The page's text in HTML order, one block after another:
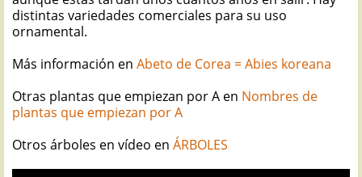
distintas variedades comerciales para su uso
ornamental.
Más información en Abeto de Corea = Abies koreana
Otras plantas que empiezan por A en Nombres de
plantas que empiezan por A
Otros árboles en vídeo en ÁRBOLES